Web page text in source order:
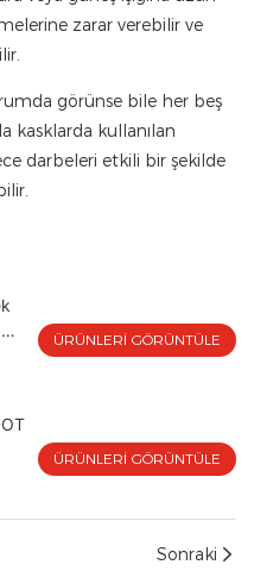
zarar verebilir ve
görünse bile her beş
kasklarda kullanılan
darbeleri etkili bir şekilde
ÜRÜNLERI GÖRÜNTÜLE
ÜRÜNLERI GÖRÜNTÜLE
Sonraki